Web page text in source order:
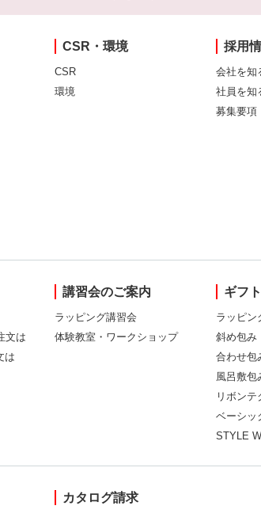
CSR・環境
CSR
環境
採用
会社を知
社員を知
募集要項
文は
は
講習会のご案内
ラッピング講習会
体験教室・ワークショップ
ギフ
ラッピン
斜め包み
合わせ包
風呂敷包
リボンテ
ベーシッ
STYLE
カタログ請求